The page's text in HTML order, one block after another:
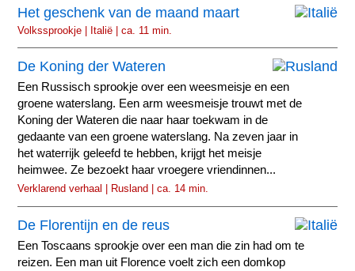
Het geschenk van de maand maart
Volkssprookje | Italië | ca. 11 min.
De Koning der Wateren
Een Russisch sprookje over een weesmeisje en een
groene waterslang. Een arm weesmeisje trouwt met de
Koning der Wateren die naar haar toekwam in de
gedaante van een groene waterslang. Na zeven jaar in
het waterrijk geleefd te hebben, krijgt het meisje
heimwee. Ze bezoekt haar vroegere vriendinnen...
Verklarend verhaal | Rusland | ca. 14 min.
De Florentijn en de reus
Een Toscaans sprookje over een man die zin had om te
reizen. Een man uit Florence voelt zich een domkop